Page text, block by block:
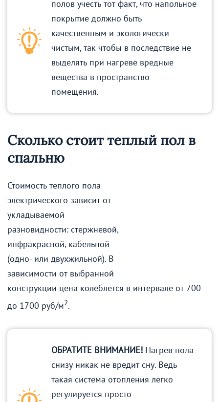
полов учесть тот факт, что напольное
покрытие должно быть
качественным и экологически
чистым, так чтобы в последствие не
выделять при нагреве вредные
вещества в пространство
помещения.
Сколько стоит теплый пол в
спальню
Стоимость теплого пола
электрического зависит от
укладываемой
разновидности: стержневой,
инфракрасной, кабельной
(одно- или двухжильной). В
зависимости от выбранной
конструкции цена колеблется в интервале от 700
до 1700 руб/м2.
ОБРАТИТЕ ВНИМАНИЕ! Нагрев пола
снизу никак не вредит сну. Ведь
такая система отопления легко
регулируется просто